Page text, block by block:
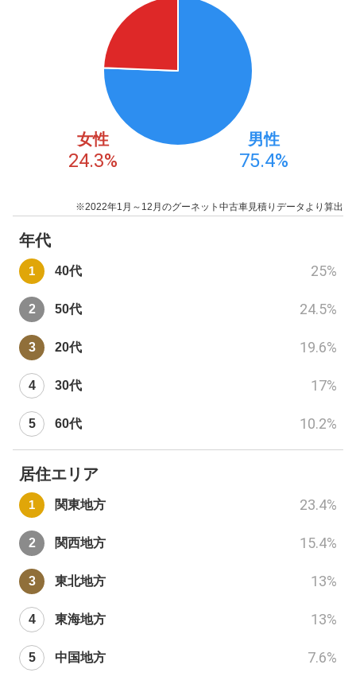
女性
24.3%
男性
75.4%
※2022年1月～12月のグーネット中古車見積りデータより算出
年代
40代 25%
50代 24.5%
20代 19.6%
30代 17%
60代 10.2%
居住エリア
関東地方 23.4%
関西地方 15.4%
東北地方 13%
東海地方 13%
中国地方 7.6%